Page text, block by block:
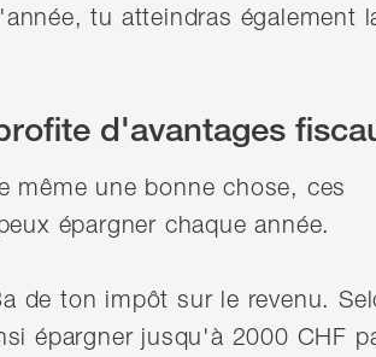
tu atteindras également
d'avantages
une bonne chose, ces
épargner chaque année.
de ton impôt sur le revenu.
épargner jusqu'à 2000 CHF